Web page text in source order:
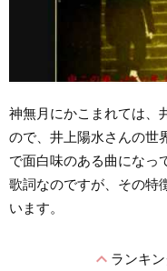
神無月にかこまれては、
ので、井上陽水さんの世
で面白味のある曲になっ
歌詞なのですが、その特
います。
expand_lessランキ